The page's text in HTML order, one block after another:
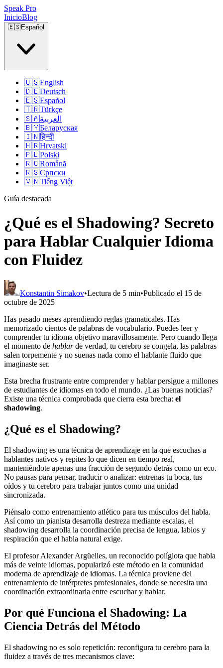
Speak Pro
InicioBlog
🇪🇸Español
🇺🇸English
🇩🇪Deutsch
🇪🇸Español
🇹🇷Türkçe
🇸🇦العربية
🇧🇾Беларуская
🇮🇳हिन्दी
🇭🇷Hrvatski
🇵🇱Polski
🇷🇴Română
🇷🇸Српски
🇻🇳Tiếng Việt
Guía destacada
¿Qué es el Shadowing? Secreto
para Hablar Cualquier Idioma
con Fluidez
Konstantin Simakov•Lectura de 5 min•Publicado el 15 de
octubre de 2025
Has pasado meses aprendiendo reglas gramaticales. Has
memorizado cientos de palabras de vocabulario. Puedes leer y
comprender tu idioma objetivo maravillosamente. Pero cuando llega
el momento de hablarde verdad, tu cerebro se congela, las palabras
salen torpemente y no suenas nada como el hablante fluido que
imaginaste ser.
Esta brecha frustrante entre comprender y hablar persigue a millones
de estudiantes de idiomas en todo el mundo. ¿Las buenas noticias?
Existe una técnica comprobada que cierra esta brecha: el
shadowing.
¿Qué es el Shadowing?
El shadowing es una técnica de aprendizaje en la que escuchas a
hablantes nativos y repites lo que dicen en tiempo real,
manteniéndote apenas una fracción de segundo detrás como un eco.
No pausas para pensar, traducir o analizar: entrenas tu boca, tus
oídos y tu cerebro para trabajar juntos como una unidad
sincronizada.
Piénsalo como entrenamiento atlético para tus músculos del habla.
Así como un pianista desarrolla destreza mediante escalas, el
shadowing desarrolla la coordinación precisa de lengua, labios y
respiración que el habla natural exige.
El profesor Alexander Argüelles, un reconocido políglota que habla
más de veinte idiomas, popularizó este método en la comunidad
moderna de aprendizaje de idiomas. La técnica proviene del
entrenamiento de intérpretes profesionales, donde se necesita una
coordinación extraordinaria entre escuchar y hablar.
Por qué Funciona el Shadowing: La
Ciencia Detrás del Método
El shadowing no es solo repetición: reconfigura tu cerebro para la
fluidez a través de tres mecanismos clave: